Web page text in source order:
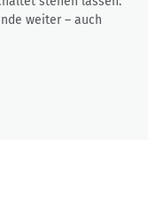
weiter – auch